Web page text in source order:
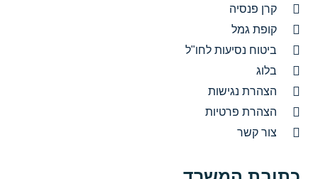
קרן פנסיה
קופת גמל
ביטוח נסיעות לחו"ל
בלוג
הצהרת נגישות
הצהרת פרטיות
צור קשר